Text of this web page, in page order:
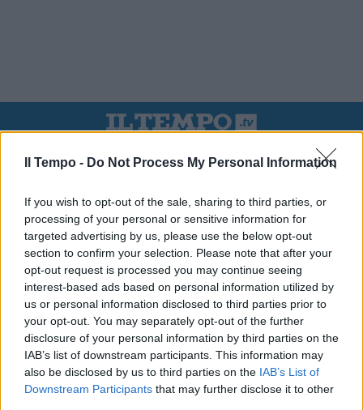
Il Tempo - Do Not Process My Personal Information
If you wish to opt-out of the sale, sharing to third parties, or
processing of your personal or sensitive information for
targeted advertising by us, please use the below opt-out
section to confirm your selection. Please note that after your
opt-out request is processed you may continue seeing
interest-based ads based on personal information utilized by
us or personal information disclosed to third parties prior to
your opt-out. You may separately opt-out of the further
disclosure of your personal information by third parties on the
IAB’s list of downstream participants. This information may
also be disclosed by us to third parties on the IAB’s List of
Downstream Participants that may further disclose it to other
00:00 01:16
Leonardo Maria Del Vecchio dall'ex compagna